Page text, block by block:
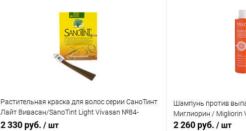
Растительная краска для волос серии СаноТинт
Лайт Вивасан/SanoTint Light Vivasan №84-
Тёмно-русый
2 330 руб. / шт
Шампунь против
Миглиорин / Migliorin
2 260 руб. / шт